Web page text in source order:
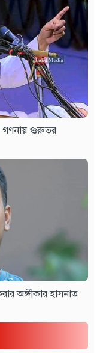
গণনায় গুরুতর
অঙ্গীকার হাসনাত